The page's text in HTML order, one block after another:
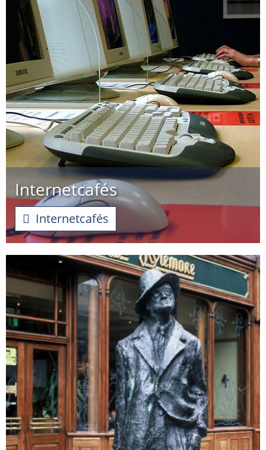
Internetcafés
Internetcafés